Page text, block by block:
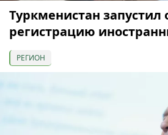
Туркменистан запустил
регистрацию
РЕГИОН